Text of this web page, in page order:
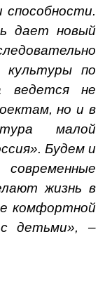
дает новый
культуры по
ведется не
но и в
малой
Будем и
жизнь в
комфортной
детьми», –